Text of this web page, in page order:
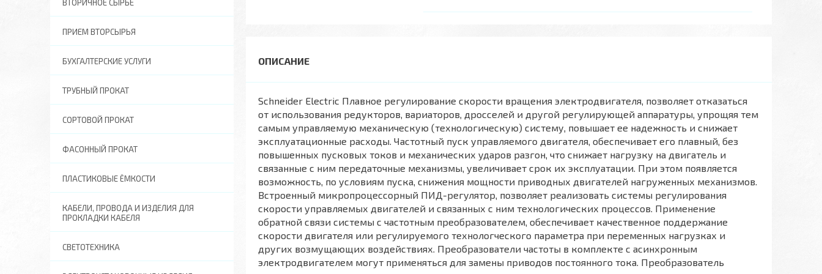
Schneider Electric Плавное регулирование скорости вращения электродвигателя, позволяет отказаться
от использования редукторов, вариаторов, дросселей и другой регулирующей аппаратуры, упрощяя тем
самым управляемую механическую (технологическую) систему, повышает ее надежность и снижает
эксплуатационные расходы. Частотный пуск управляемого двигателя, обеспечивает его плавный, без
повышенных пусковых токов и механических ударов разгон, что снижает нагрузку на двигатель и
связанные с ним передаточные механизмы, увеличивает срок их эксплуатации. При этом появляется
возможность, по условиям пуска, снижения мощности приводных двигателей нагруженных механизмов.
Встроенный микропроцессорный ПИД-регулятор, позволяет реализовать системы регулирования
скорости управляемых двигателей и связанных с ним технологических процессов. Применение
обратной связи системы с частотным преобразователем, обеспечивает качественное поддержание
скорости двигателя или регулируемого технологческого параметра при переменных нагрузках и
других возмущающих воздействиях. Преобразователи частоты в комплекте с асинхронным
электродвигателем могут применяться для замены приводов постоянного тока. Преобразователь
ВТОРИЧНОЕ СЫРЬЕ
ПРИЕМ ВТОРСЫРЬЯ
БУХГАЛТЕРСКИЕ УСЛУГИ
ТРУБНЫЙ ПРОКАТ
СОРТОВОЙ ПРОКАТ
ФАСОННЫЙ ПРОКАТ
ПЛАСТИКОВЫЕ ЁМКОСТИ
КАБЕЛИ, ПРОВОДА И ИЗДЕЛИЯ ДЛЯ
ПРОКЛАДКИ КАБЕЛЯ
СВЕТОТЕХНИКА